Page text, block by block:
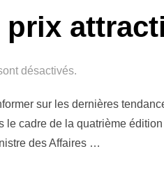
prix
désactivés.
sur les dernières
le cadre de la quatrième
des Affaires …